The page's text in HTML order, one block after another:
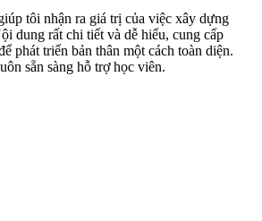
tôi nhận ra giá trị của việc xây dựng
dung rất chi tiết và dễ hiểu, cung cấp
phát triển bản thân một cách toàn diện.
sẵn sàng hỗ trợ học viên.